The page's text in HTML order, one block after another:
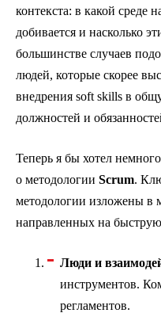
контекста: в какой среде
добивается и насколько
большинстве случаев
людей, которые скорее
внедрения soft skills в
должностей и
Теперь я бы хотел
о методологии Scrum.
методологии изложены в
направленных на
Люди и
инструментов.
регламентов.